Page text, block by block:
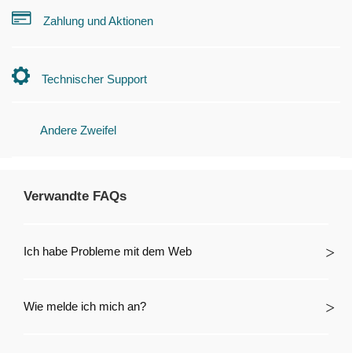
Zahlung und Aktionen
Technischer Support
Andere Zweifel
Verwandte FAQs
Ich habe Probleme mit dem Web
Wie melde ich mich an?